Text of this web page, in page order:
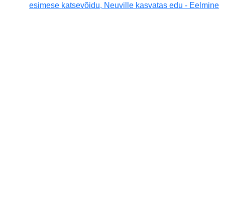
esimese katsevõidu, Neuville kasvatas edu - Eelmine